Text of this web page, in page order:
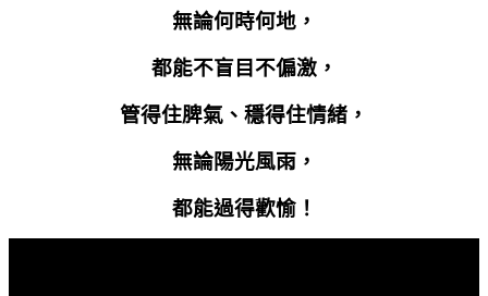
無論何時何地，
都能不盲目不偏激，
管得住脾氣、穩得住情緒，
無論陽光風雨，
都能過得歡愉！